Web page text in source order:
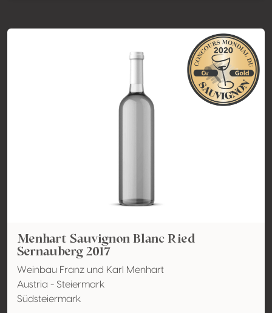
Menhart Sauvignon Blanc Ried
Sernauberg 2017
Weinbau Franz und Karl Menhart
Austria - Steiermark
Südsteiermark